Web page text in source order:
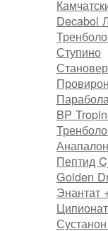
Decabol
Ступино
BP
Пептид
Golden
Энантат